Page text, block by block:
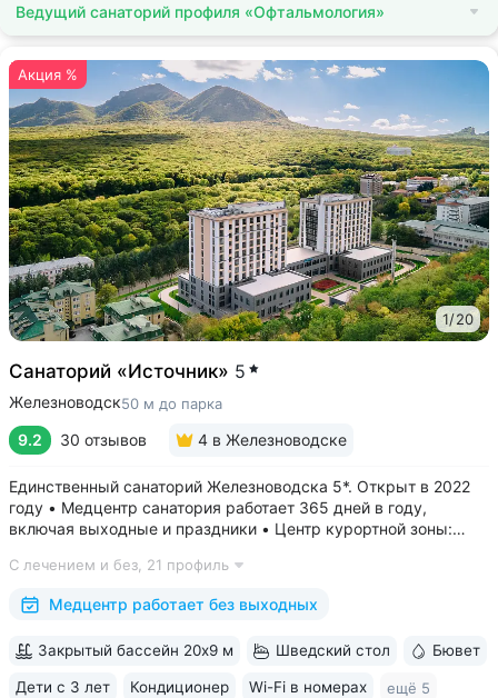
Ведущий санаторий профиля «Офтальмология»
Акция %
1/20
Санаторий «Источник» 5
Железноводск50 м до парка
9.2 30 отзывов 4 в Железноводске
Единственный санаторий Железноводска 5*. Открыт в 2022
году • Медцентр санатория работает 365 дней в году,
включая выходные и праздники • Центр курортной зоны:
бюветы «Славяновский» и «Смирновский»,
бальнеогрязелечебница, каскадная...
С лечением и без, 21 профиль
Медцентр работает без выходных
Закрытый бассейн 20х9 м Шведский стол Бювет
Дети с 3 лет Кондиционер Wi-Fi в номерах ещё 5